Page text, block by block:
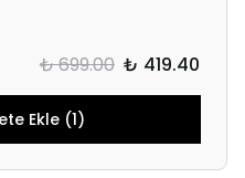
₺ 699.00 ₺ 419.40
Ekle (1)